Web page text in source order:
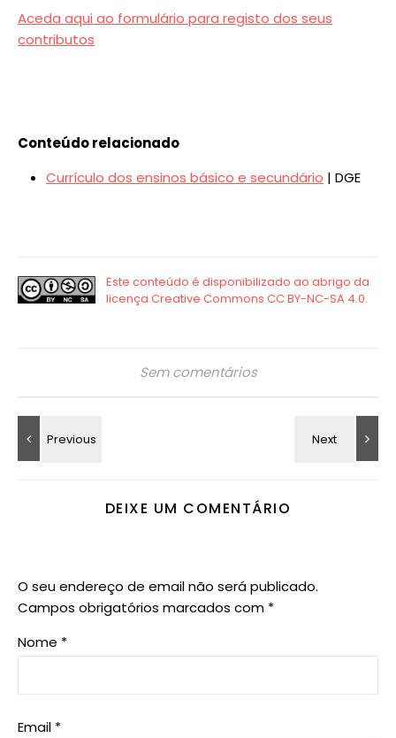
Aceda aqui ao formulário para registo dos seus
contributos
Conteúdo relacionado
Currículo dos ensinos básico e secundário | DGE
Sem comentários
DEIXE UM COMENTÁRIO
O seu endereço de email não será publicado.
Campos obrigatórios marcados com *
Nome *
Email *